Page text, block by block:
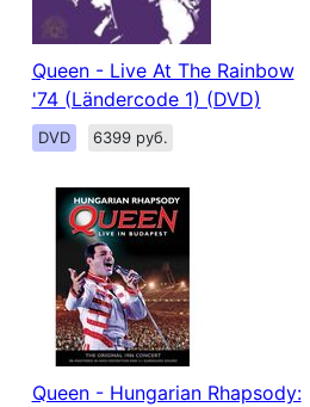
Queen - Live At The Rainbow
'74 (Ländercode 1) (DVD)
DVD 6399 руб.
Queen - Hungarian Rhapsody: